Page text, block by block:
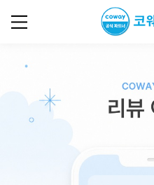
리뷰이벤트